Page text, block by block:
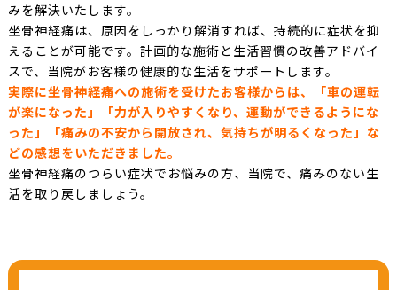
みを解決いたします。
坐骨神経痛は、原因をしっかり解消すれば、持続的に症状を抑
えることが可能です。計画的な施術と生活習慣の改善アドバイ
スで、当院がお客様の健康的な生活をサポートします。
実際に坐骨神経痛への施術を受けたお客様からは、「車の運転
が楽になった」「力が入りやすくなり、運動ができるようにな
った」「痛みの不安から開放され、気持ちが明るくなった」な
どの感想をいただきました。
坐骨神経痛のつらい症状でお悩みの方、当院で、痛みのない生
活を取り戻しましょう。